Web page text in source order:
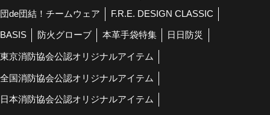
団de団結！チームウェア F.R.E. DESIGN CLASSIC
BASIS 防火グローブ 本革手袋特集 日日防災
東京消防協会公認オリジナルアイテム
全国消防協会公認オリジナルアイテム
日本消防協会公認オリジナルアイテム